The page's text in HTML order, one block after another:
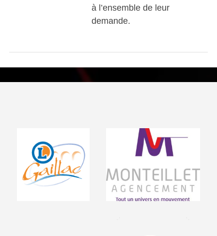
à l’ensemble de leur
demande.